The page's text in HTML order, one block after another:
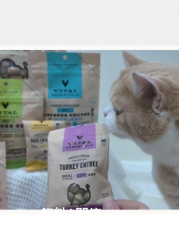
飼料 | 開箱